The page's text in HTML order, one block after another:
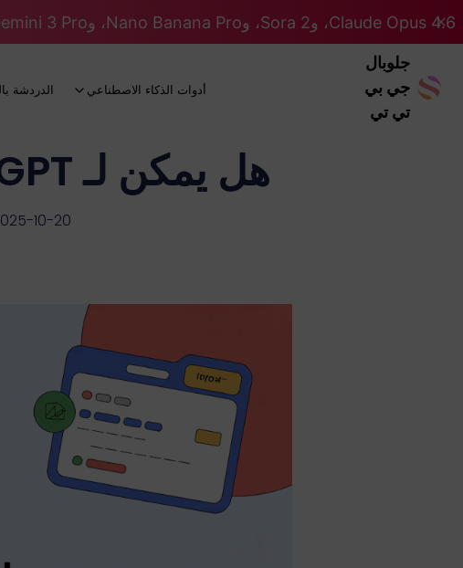
Claude Opus 4.6، وSora 2، وNano Banana Pro، وGemini 3 Pro، وGPT 5.2 GPT 5.2... كلها على نظام Pro. 46% OFF
جلوبال
جي بي
تي تي
أدوات الذكاء الاصطناعي الدردشة
هل يمكن لـ ChatGPT قراءة ومعالجة مجلد كامل؟
10-20